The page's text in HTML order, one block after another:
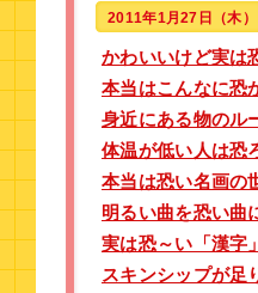
2011年1月27日（木）
かわいいけど実は
本当はこんなに恐
身近にある物のル
体温が低い人は恐
本当は恐い名画の
明るい曲を恐い曲
実は恐～い「漢字
スキンシップが足